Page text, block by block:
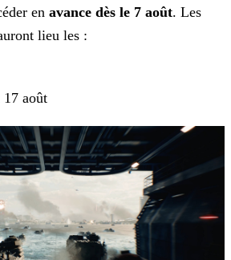
en avance dès le 7 août. Les
lieu les :
17 août